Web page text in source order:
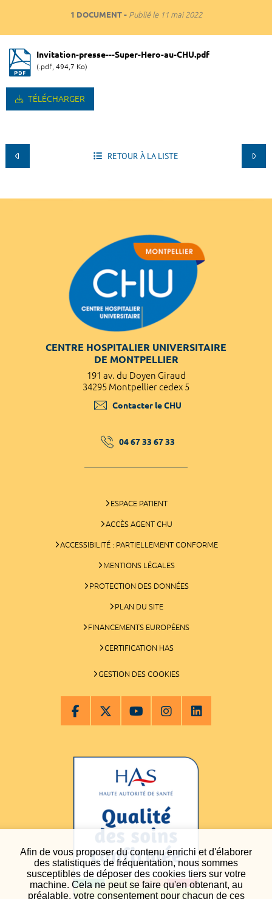
Afin de vous proposer du contenu enrichi et d'élaborer
des statistiques de fréquentation, nous sommes
susceptibles de déposer des cookies tiers sur votre
machine. Cela ne peut se faire qu'en obtenant, au
préalable, votre consentement pour chacun de ces
1 DOCUMENT Publié le11 mai 2022
Invitation-presse---Super-Hero-au-CHU.pdf
(.pdf, 494,7 Ko)
TÉLÉCHARGER
RETOUR À LA LISTE
CENTRE HOSPITALIER UNIVERSITAIRE
DE MONTPELLIER
191 av. du Doyen Giraud
34295 Montpellier cedex 5
Contacter le CHU
04 67 33 67 33
ESPACE PATIENT
ACCÈS AGENT CHU
ACCESSIBILITÉ : PARTIELLEMENT CONFORME
MENTIONS LÉGALES
PROTECTION DES DONNÉES
PLAN DU SITE
FINANCEMENTS EUROPÉENS
CERTIFICATION HAS
GESTION DES COOKIES